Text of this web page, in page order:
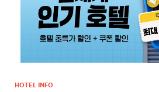
HOTEL INFO